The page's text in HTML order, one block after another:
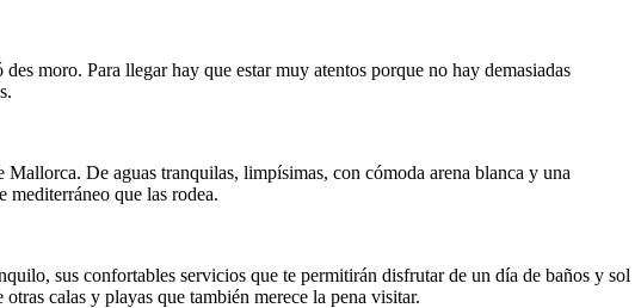
moro. Para llegar hay que estar muy atentos porque no hay demasiadas
De aguas tranquilas, limpísimas, con cómoda arena blanca y una
mediterráneo que las rodea.
sus confortables servicios que te permitirán disfrutar de un día de baños y sol
calas y playas que también merece la pena visitar.